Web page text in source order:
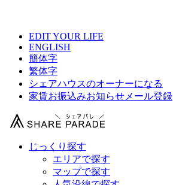
EDIT YOUR LIFE
ENGLISH
簡体字
繁体字
シェアハウスのオーナーになる
家賃お振込みお知らせメール登録
じっくり探す
エリアで探す
マップで探す